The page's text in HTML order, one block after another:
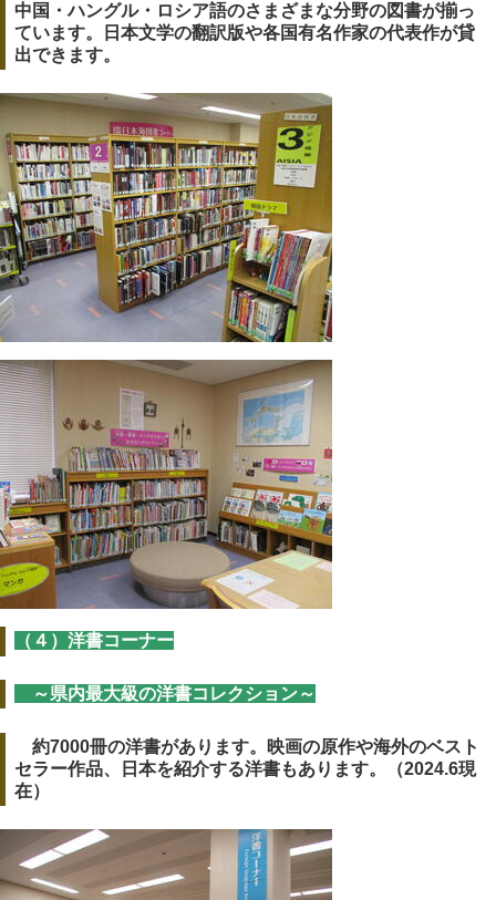
中国・ハングル・ロシア語のさまざまな分野の図書が揃っ
ています。日本文学の翻訳版や各国有名作家の代表作が貸
出できます。
（４）洋書コーナー
～県内最大級の洋書コレクション～
約7000冊の洋書があります。映画の原作や海外のベスト
セラー作品、日本を紹介する洋書もあります。（2024.6現
在）